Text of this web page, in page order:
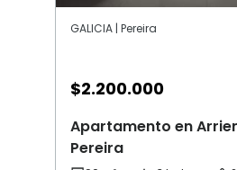
GALICIA | Pereira
$2.200.000
Apartamento en
Pereira